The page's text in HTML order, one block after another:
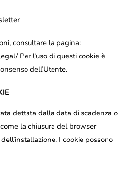
consultare la pagina:
Per l’uso di questi cookie è
dell’Utente.
dettata dalla data di scadenza o
la chiusura del browser
I cookie possono